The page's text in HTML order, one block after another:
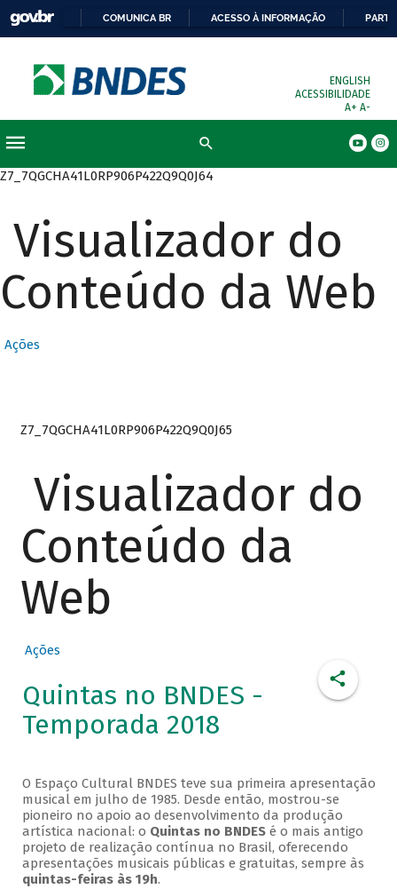
COMUNICA BR ACESSO À INFORMAÇÃO
ENGLISH
ACESSIBILIDADE
A+ A-
Z7_7QGCHA41L0RP906P422Q9Q0J64
Visualizador do
Conteúdo da Web
Ações
Z7_7QGCHA41L0RP906P422Q9Q0J65
Visualizador do
Conteúdo da
Web
Ações
Quintas no BNDES -
Temporada 2018
O Espaço Cultural BNDES teve sua primeira apresentação
musical em julho de 1985. Desde então, mostrou-se
pioneiro no apoio ao desenvolvimento da produção
artística nacional: o Quintas no BNDESé o mais antigo
projeto de realização contínua no Brasil, oferecendo
apresentações musicais públicas e gratuitas, sempre às
quintas-feiras às 19h.